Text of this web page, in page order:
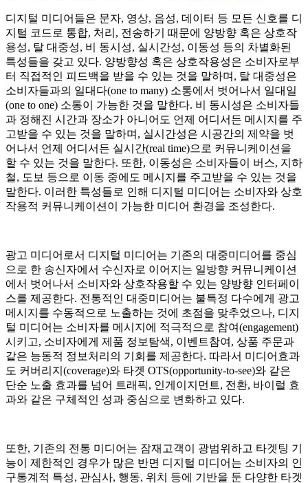
디지털 미디어들은 문자, 영상, 음성, 데이터 등 모든 신호를 디
지털 코드로 통합, 처리, 전송하기 때문에 양방향 혹은 상호작
용성, 탈 대중성, 비 동시성, 실시간성, 이동성 등의 차별화된
특성들을 갖고 있다. 양방향성 혹은 상호작용성은 소비자로부
터 직접적인 피드백을 받을 수 있는 것을 말하며, 탈 대중성은
소비자들과의 일대다(one to many) 소통에서 벗어나서 일대일
(one to one) 소통이 가능한 것을 말한다. 비 동시성은 소비자들
과 정해진 시간과 장소가 아니어도 언제 어디서든 메시지를 주
고받을 수 있는 것을 말하며, 실시간성은 시공간의 제약을 벗
어나서 언제 어디서든 실시간(real time)으로 커뮤니케이션을
할 수 있는 것을 말한다. 또한, 이동성은 소비자들이 버스, 지하
철, 도보 등으로 이동 중에도 메시지를 주고받을 수 있는 것을
말한다. 이러한 특성들로 인해 디지털 미디어는 소비자와 상호
작용적 커뮤니케이션이 가능한 미디어 환경을 조성한다.
광고 미디어로서 디지털 미디어는 기존의 대중미디어를 중심
으로 한 송신자에서 수신자로 이어지는 일방향 커뮤니케이션
에서 벗어나서 소비자와 상호작용할 수 있는 양방향 인터페이
스를 제공한다. 전통적인 대중미디어는 불특정 다수에게 광고
메시지를 수동적으로 노출하는 것에 초점을 맞추었으나, 디지
털 미디어는 소비자를 메시지에 적극적으로 참여(engagement)
시키고, 소비자에게 제품 정보탐색, 이벤트참여, 상품 주문과
같은 능동적 정보처리의 기회를 제공한다. 따라서 미디어효과
도 커버리지(coverage)와 타겟 OTS(opportunity-to-see)와 같은
단순 노출 효과를 넘어 트래픽, 인게이지먼트, 전환, 바이럴 효
과와 같은 구체적인 성과 중심으로 변화하고 있다.
또한, 기존의 전통 미디어는 잠재고객이 광범위하고 타겟팅 기
능이 제한적인 경우가 많은 반면 디지털 미디어는 소비자의 인
구통계적 특성, 관심사, 행동, 위치 등에 기반을 둔 다양한 타겟